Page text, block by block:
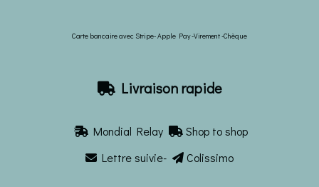
Carte bancaire avec Stripe- Apple Pay -Virement -Chèque
 Livraison rapide
 Mondial Relay  Shop to shop
 Lettre suivie-  Colissimo